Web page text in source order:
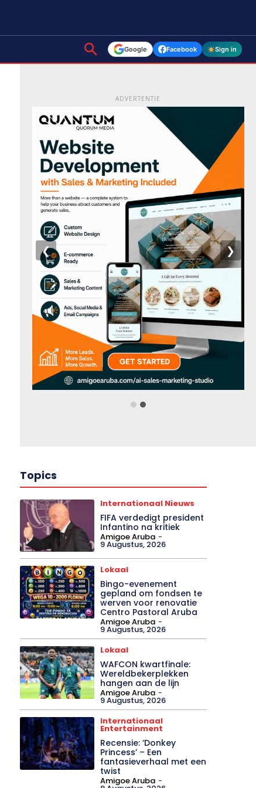
Google Facebook Sign in
ADVERTENTIE
❮ ❯
Topics
Internationaal Nieuws
FIFA verdedigt president
Infantino na kritiek
Amigoe Aruba -
9 Augustus, 2026
Lokaal
Bingo-evenement
gepland om fondsen te
werven voor renovatie
Centro Pastoral Aruba
Amigoe Aruba -
9 Augustus, 2026
Lokaal
WAFCON kwartfinale:
Wereldbekerplekken
hangen aan de lijn
Amigoe Aruba -
9 Augustus, 2026
Internationaal
Entertainment
Recensie: ‘Donkey
Princess’ – Een
fantasieverhaal met een
twist
Amigoe Aruba -